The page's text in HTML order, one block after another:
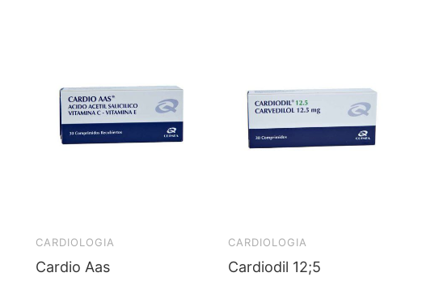
CARDIOLOGIA
Cardio Aas
CARDIOLOGIA
Cardiodil 12;5